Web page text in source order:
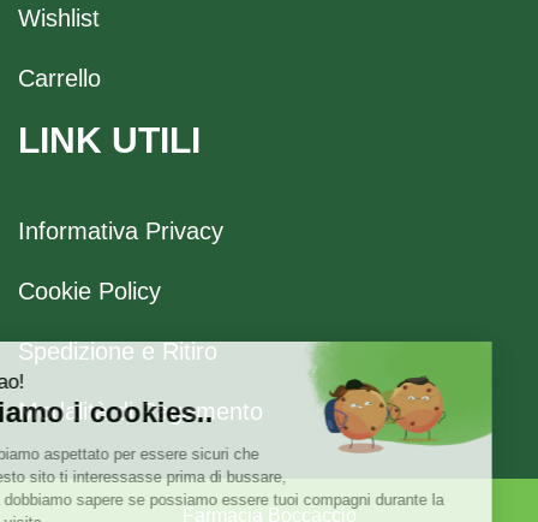
Wishlist
Carrello
LINK UTILI
Informativa Privacy
Cookie Policy
Spedizione e Ritiro
Modalità di Pagamento
Farmacia Boccaccio